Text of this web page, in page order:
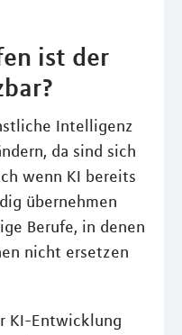
ist der
Intelligenz
da sind sich
wenn KI bereits
übernehmen
Berufe, in denen
nicht ersetzen
KI-Entwicklung